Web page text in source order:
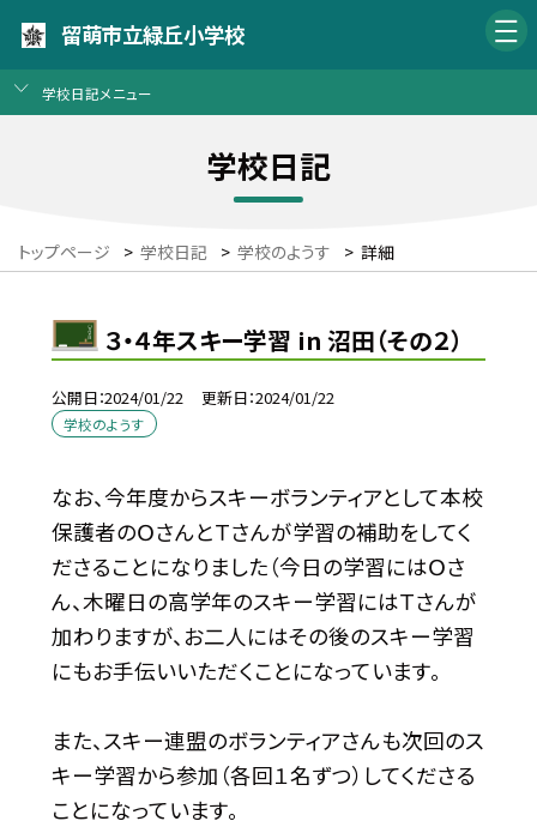
留萌市立緑丘小学校
学校日記メニュー
学校日記
トップページ > 学校日記 > 学校のようす > 詳細
３・４年スキー学習 in 沼田（その２）
公開日 2024/01/22 更新日 2024/01/22
学校のようす
なお、今年度からスキーボランティアとして本校
保護者のＯさんとＴさんが学習の補助をしてく
ださることになりました（今日の学習にはＯさ
ん、木曜日の高学年のスキー学習にはＴさんが
加わりますが、お二人にはその後のスキー学習
にもお手伝いいただくことになっています。
また、スキー連盟のボランティアさんも次回のス
キー学習から参加（各回１名ずつ）してくださる
ことになっています。